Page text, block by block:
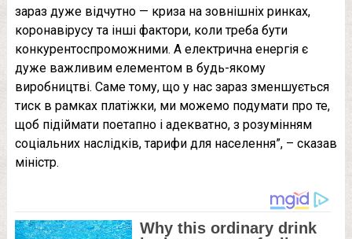
зараз дуже відчутно — криза на зовнішніх ринках,
коронавірусу та інші фактори, коли треба бути
конкурентоспроможними. А електрична енергія є
дуже важливим елементом в будь-якому
виробництві. Саме тому, що у нас зараз зменшується
тиск в рамках платіжки, ми можемо подумати про те,
щоб підіймати поетапно і адекватно, з розумінням
соціальних наслідків, тарифи для населення”, – сказав
міністр.